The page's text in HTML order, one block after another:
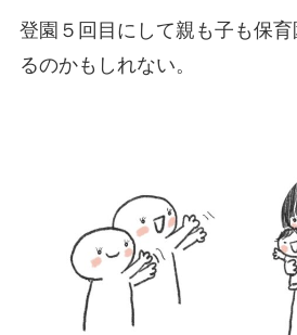
登園５回目にして親も子も保
るのかもしれない。